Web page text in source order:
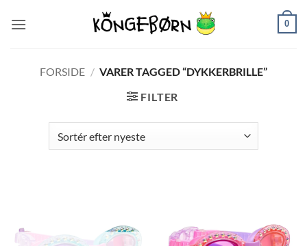
0
FORSIDE / VARER TAGGED “DYKKERBRILLE”
FILTER